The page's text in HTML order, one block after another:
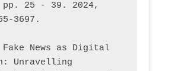
pp. 25 - 39. 2024,
3697.
Fake News as Digital
Unravelling